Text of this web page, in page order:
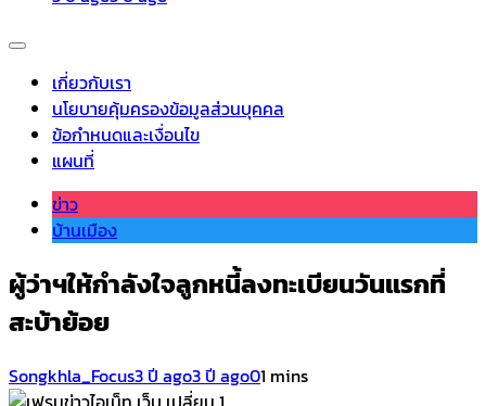
เกี่ยวกับเรา
นโยบายคุ้มครองข้อมูลส่วนบุคคล
ข้อกำหนดและเงื่อนไข
แผนที่
ข่าว
บ้านเมือง
ผู้ว่าฯให้กำลังใจลูกหนี้ลงทะเบียนวันแรกที่
สะบ้าย้อย
Songkhla_Focus3 ปี ago3 ปี ago01 mins